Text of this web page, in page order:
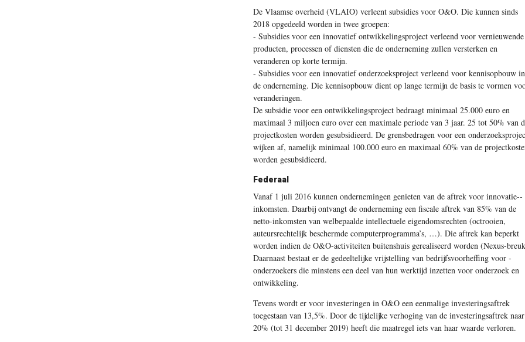
De Vlaamse overheid (VLAIO) verleent subsidies voor O&O. Die kunnen sinds
2018 opgedeeld worden in twee groepen:
- Subsidies voor een innovatief ontwikkelingsproject verleend voor vernieuwende
producten, processen of diensten die de onderneming zullen versterken en
veranderen op korte termijn.
- Subsidies voor een innovatief onderzoeksproject verleend voor kennisopbouw in
de onderneming. Die kennisopbouw dient op lange termijn de basis te vormen
veranderingen.
De subsidie voor een ontwikkelingsproject bedraagt minimaal 25.000 euro en
maximaal 3 miljoen euro over een maximale periode van 3 jaar. 25 tot 50% van
projectkosten worden gesubsidieerd. De grensbedragen voor een
wijken af, namelijk minimaal 100.000 euro en maximaal 60% van de
worden gesubsidieerd.
Federaal
Vanaf 1 juli 2016 kunnen ondernemingen genieten van de aftrek voor innovatie-­
inkomsten. Daarbij ontvangt de onderneming een fiscale aftrek van 85% van de
netto-­inkomsten van welbepaalde intellectuele eigendomsrechten (octrooien,
auteursrechtelijk beschermde computerprogramma’s, …). Die aftrek kan beperkt
worden indien de O&O-activiteiten buitenshuis gerealiseerd worden (Nexus-
Daarnaast bestaat er de gedeeltelijke vrijstelling van bedrijfsvoorheffing voor ­
onderzoekers die minstens een deel van hun werktijd inzetten voor onderzoek en
ontwikkeling.
Tevens wordt er voor investeringen in O&O een eenmalige investeringsaftrek
toegestaan van 13,5%. Door de tijdelijke verhoging van de investeringsaftrek naar
20% (tot 31 december 2019) heeft die maatregel iets van haar waarde verloren.